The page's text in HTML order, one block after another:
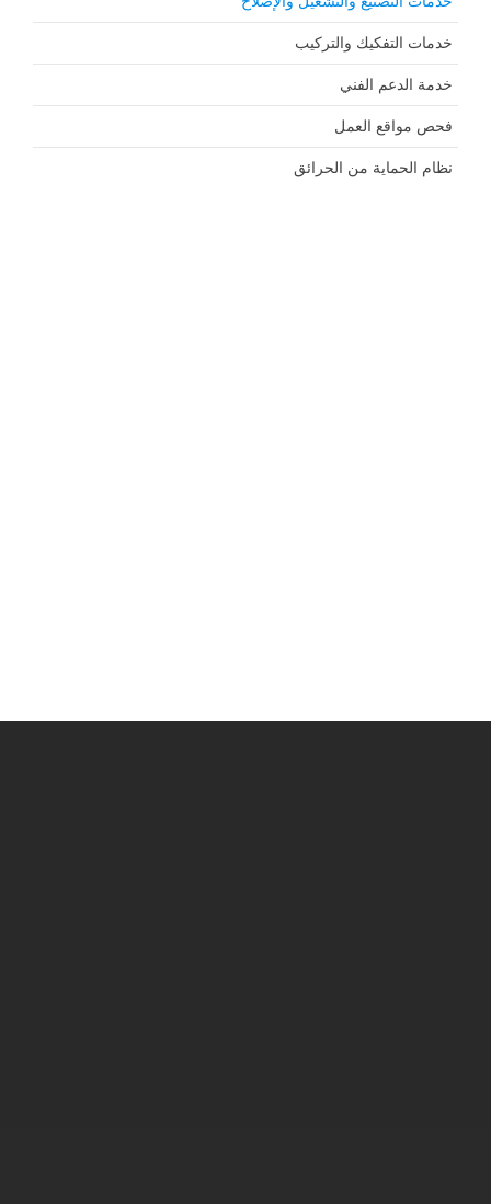
خدمات التفكيك والتركيب
خدمة الدعم الفني
فحص مواقع العمل
نظام الحماية من الحرائق